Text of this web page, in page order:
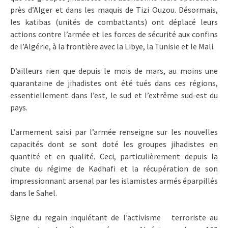
près d’Alger et dans les maquis de Tizi Ouzou. Désormais,
les katibas (unités de combattants) ont déplacé leurs
actions contre l’armée et les forces de sécurité aux confins
de l’Algérie, à la frontière avec la Libye, la Tunisie et le Mali.
D’ailleurs rien que depuis le mois de mars, au moins une
quarantaine de jihadistes ont été tués dans ces régions,
essentiellement dans l’est, le sud et l’extrême sud-est du
pays.
L’armement saisi par l’armée renseigne sur les nouvelles
capacités dont se sont doté les groupes jihadistes en
quantité et en qualité. Ceci, particulièrement depuis la
chute du régime de Kadhafi et la récupération de son
impressionnant arsenal par les islamistes armés éparpillés
dans le Sahel.
Signe du regain inquiétant de l’activisme terroriste au